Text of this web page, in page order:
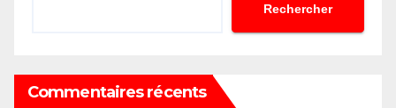
Rechercher
Commentaires récents